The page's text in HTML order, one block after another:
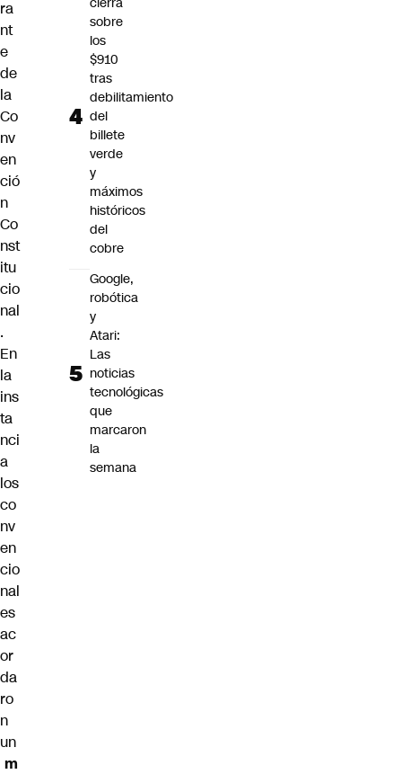
ra
nt
e
de
la
Co
nv
en
ció
n
Co
nst
itu
cio
nal
.
En
la
ins
ta
nci
a
los
co
nv
en
cio
nal
es
ac
or
da
ro
n
un
m
sobre
los
$910
tras
debilitamiento
del
billete
verde
y
máximos
históricos
del
cobre
Google,
robótica
y
Atari:
Las
noticias
tecnológicas
que
marcaron
la
semana